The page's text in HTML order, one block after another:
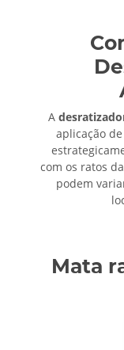
A
aplicação
com os ratos
podem
Mata